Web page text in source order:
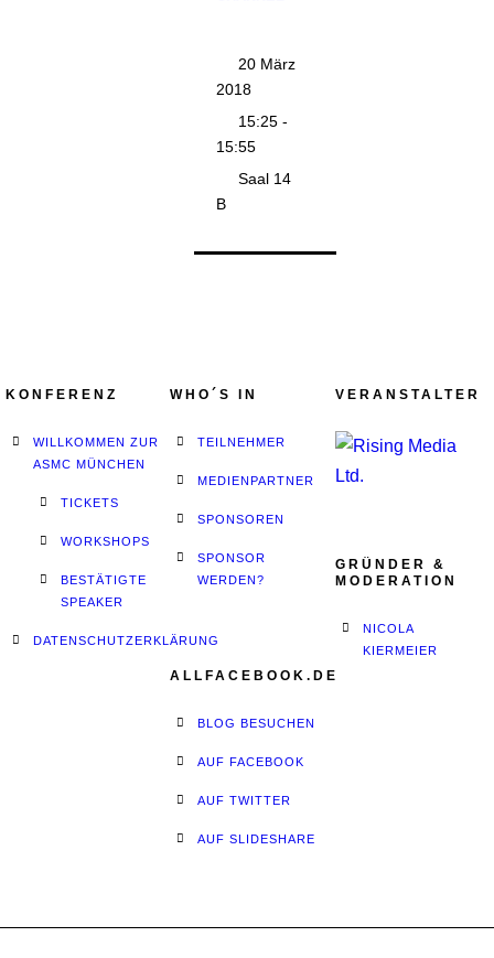
20 März
2018
15:25 -
15:55
Saal 14
B
KONFERENZ
WILLKOMMEN ZUR
ASMC MÜNCHEN
TICKETS
WORKSHOPS
BESTÄTIGTE
SPEAKER
DATENSCHUTZERKLÄRUNG
WHO´S IN
TEILNEHMER
MEDIENPARTNER
SPONSOREN
SPONSOR
WERDEN?
ALLFACEBOOK.DE
BLOG BESUCHEN
AUF FACEBOOK
AUF TWITTER
AUF SLIDESHARE
VERANSTALTER
GRÜNDER &
MODERATION
NICOLA
KIERMEIER